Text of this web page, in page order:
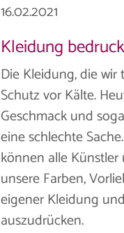
16.02.2021
Kleidung
Die Kleidung, die
Schutz vor Kälte.
Geschmack und
eine schlechte
können alle Künstler
unsere Farben,
eigener Kleidung
auszudrücken.